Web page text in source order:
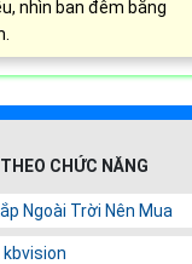
nhìn ban đêm bằng
CHỨC NĂNG
Ngoài Trời Nên Mua